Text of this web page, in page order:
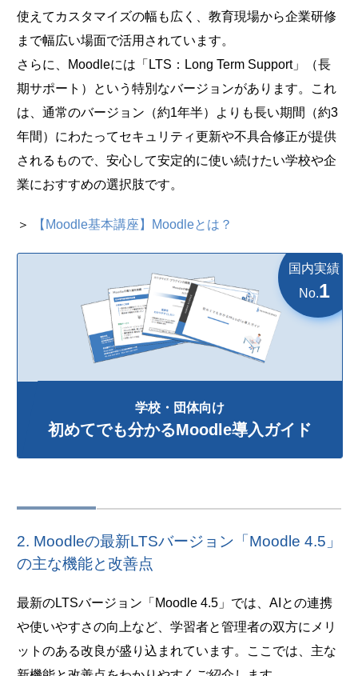
使えてカスタマイズの幅も広く、教育現場から企業研修
まで幅広い場面で活用されています。
さらに、Moodleには「LTS：Long Term Support」（長
期サポート）という特別なバージョンがあります。これ
は、通常のバージョン（約1年半）よりも長い期間（約3
年間）にわたってセキュリティ更新や不具合修正が提供
されるもので、安心して安定的に使い続けたい学校や企
業におすすめの選択肢です。
＞ 【Moodle基本講座】Moodleとは？
学校・団体向け
初めてでも分かるMoodle導入ガイド
国内実績
No.1
2. Moodleの最新LTSバージョン「Moodle 4.5」
の主な機能と改善点
最新のLTSバージョン「Moodle 4.5」では、AIとの連携
や使いやすさの向上など、学習者と管理者の双方にメリ
ットのある改良が盛り込まれています。ここでは、主な